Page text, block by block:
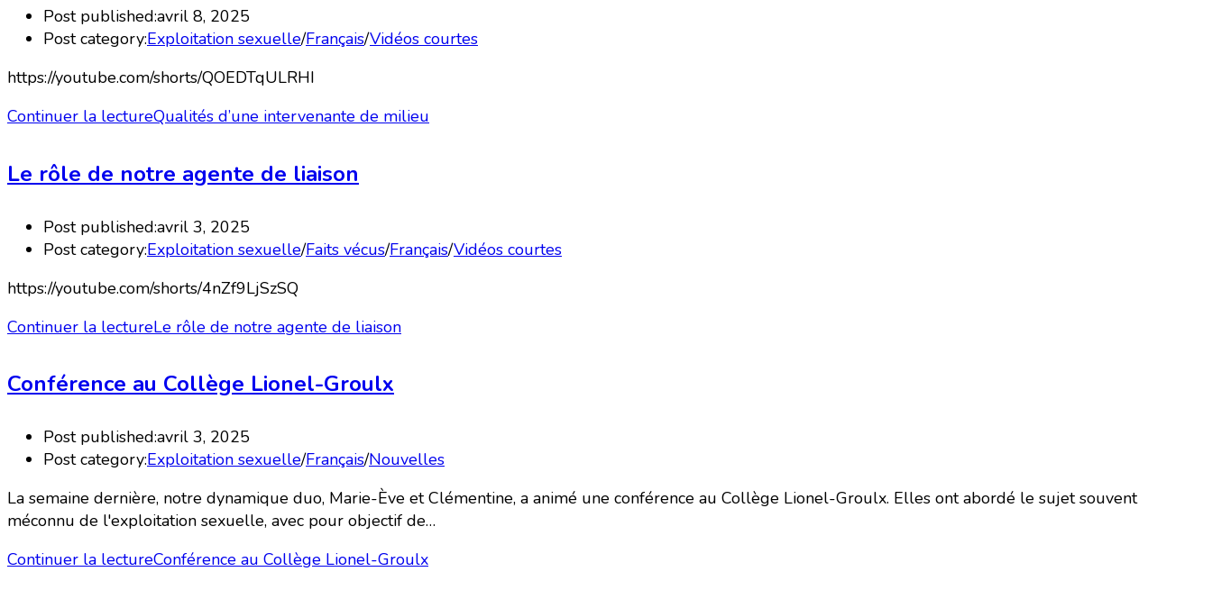
Post published:avril 8, 2025
Post category:Exploitation sexuelle/Français/Vidéos courtes
https://youtube.com/shorts/QOEDTqULRHI
Continuer la lectureQualités d’une intervenante de milieu
Le rôle de notre agente de liaison
Post published:avril 3, 2025
Post category:Exploitation sexuelle/Faits vécus/Français/Vidéos courtes
https://youtube.com/shorts/4nZf9LjSzSQ
Continuer la lectureLe rôle de notre agente de liaison
Conférence au Collège Lionel-Groulx
Post published:avril 3, 2025
Post category:Exploitation sexuelle/Français/Nouvelles
La semaine dernière, notre dynamique duo, Marie-Ève et Clémentine, a animé une conférence au Collège Lionel-Groulx. Elles ont abordé le sujet souvent
méconnu de l'exploitation sexuelle, avec pour objectif de…
Continuer la lectureConférence au Collège Lionel-Groulx